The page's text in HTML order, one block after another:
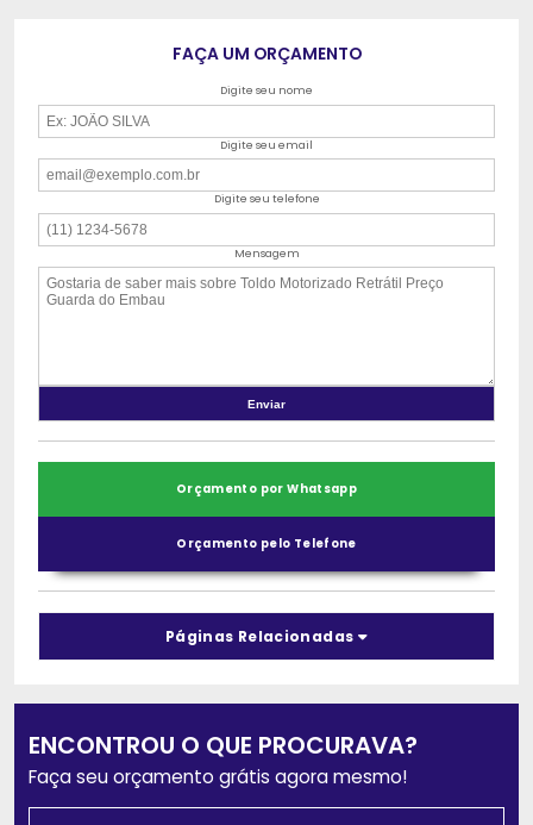
FAÇA UM ORÇAMENTO
Digite seu nome
Digite seu email
Digite seu telefone
Mensagem
Orçamento por Whatsapp
Orçamento pelo Telefone
Páginas Relacionadas
ENCONTROU O QUE PROCURAVA?
Faça seu orçamento grátis agora mesmo!